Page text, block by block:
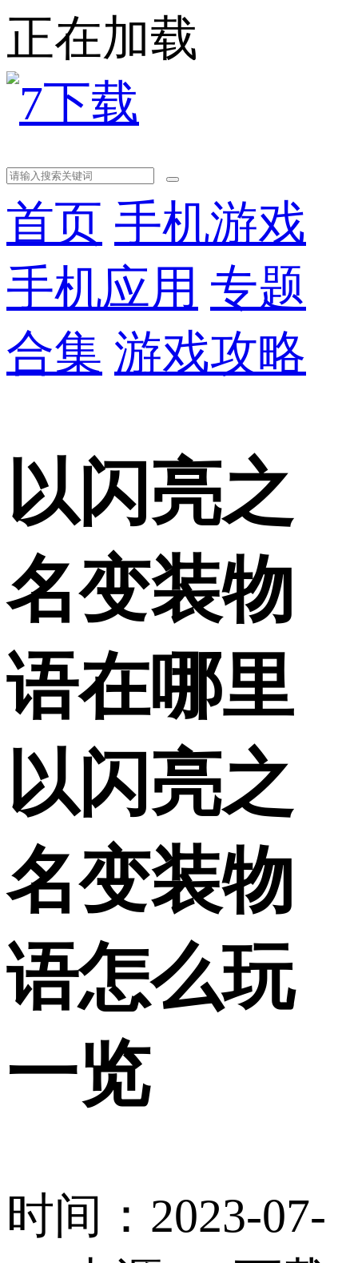
正在加载
首页 手机游戏
手机应用 专题
合集 游戏攻略
以闪亮之
名变装物
语在哪里
以闪亮之
名变装物
语怎么玩
一览
时间：2023-07-